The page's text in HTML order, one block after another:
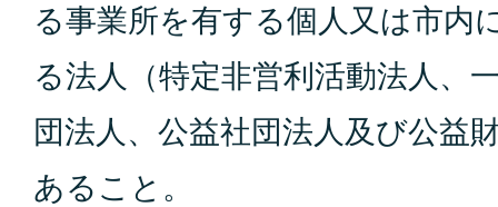
る事業所を有する個人又は市内
る法人（特定非営利活動法人、
団法人、公益社団法人及び公益
あること。